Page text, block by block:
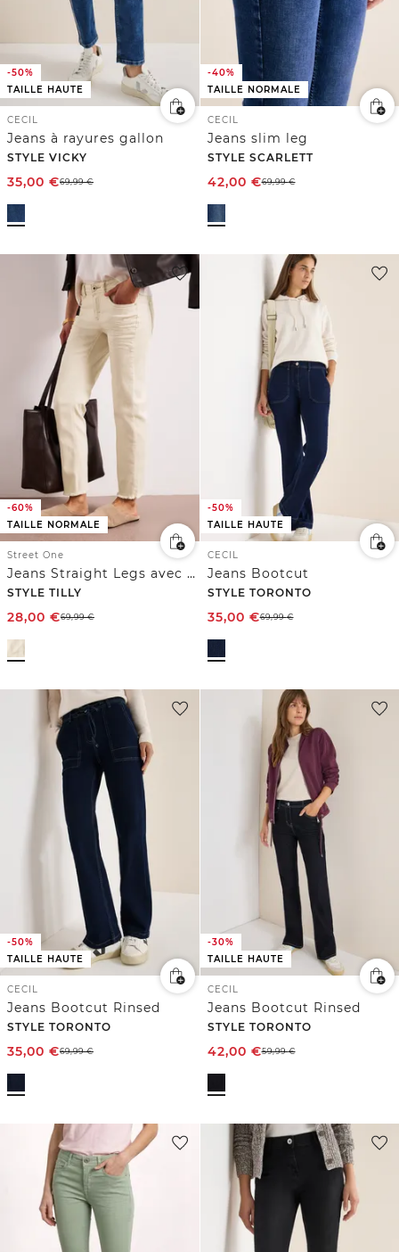
-50%
TAILLE HAUTE
CECIL
Jeans à rayures gallon
STYLE VICKY
35,00 €69,99€
-40%
TAILLE NORMALE
CECIL
Jeans slim leg
STYLE SCARLETT
42,00 €69,99€
-60%
TAILLE NORMALE
Street One
Jeans Straight Legs avec ourlet ouvert
STYLE TILLY
28,00 €69,99€
-50%
TAILLE HAUTE
CECIL
Jeans Bootcut
STYLE TORONTO
35,00 €69,99€
-50%
TAILLE HAUTE
CECIL
Jeans Bootcut Rinsed
STYLE TORONTO
35,00 €69,99€
-30%
TAILLE HAUTE
CECIL
Jeans Bootcut Rinsed
STYLE TORONTO
42,00 €59,99€